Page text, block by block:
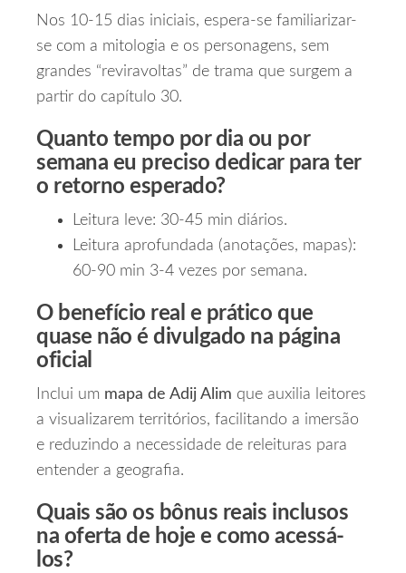
Nos 10‑15 dias iniciais, espera‑se familiarizar-
se com a mitologia e os personagens, sem
grandes “reviravoltas” de trama que surgem a
partir do capítulo 30.
Quanto tempo por dia ou por
semana eu preciso dedicar para ter
o retorno esperado?
Leitura leve: 30‑45 min diários.
Leitura aprofundada (anotações, mapas):
60‑90 min 3‑4 vezes por semana.
O benefício real e prático que
quase não é divulgado na página
oficial
Inclui um mapa de Adij Alim que auxilia leitores
a visualizarem territórios, facilitando a imersão
e reduzindo a necessidade de releituras para
entender a geografia.
Quais são os bônus reais inclusos
na oferta de hoje e como acessá-
los?